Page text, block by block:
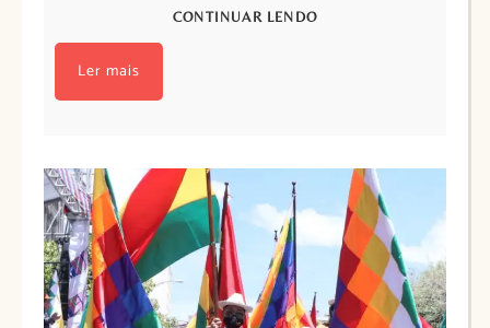
CONTINUAR LENDO
Ler mais